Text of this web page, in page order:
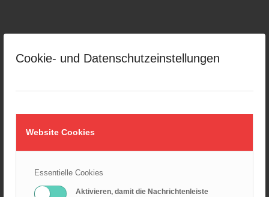
Cookie- und Datenschutzeinstellungen
Website Cookies
Essentielle Cookies
Aktivieren, damit die Nachrichtenleiste